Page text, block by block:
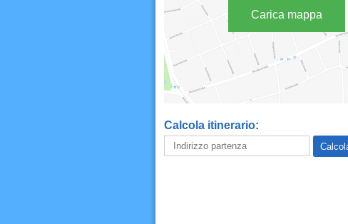
Carica mappa
Calcola itinerario: